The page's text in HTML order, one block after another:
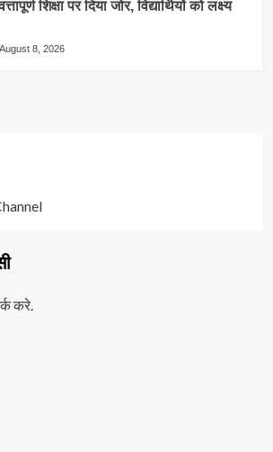
शिक्षा पर दिया जोर, विद्यार्थियों को लक्ष्य
August 8, 2026
करे.